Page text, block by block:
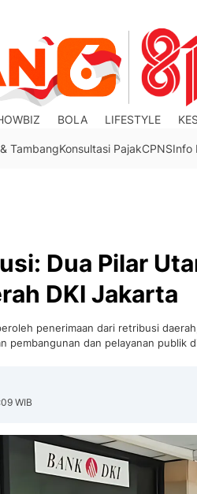
BOLA LIFESTYLE
TambangKonsultasi PajakCPNSInfo
Dua Pilar
DKI Jakarta
penerimaan dari retribusi
pembangunan dan pelayanan publik
WIB